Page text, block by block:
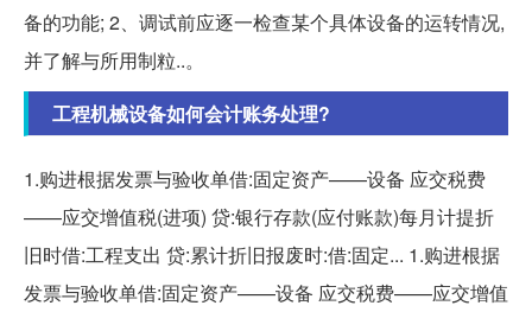
备的功能; 2、调试前应逐一检查某个具体设备的运转情况,
并了解与所用制粒..。
工程机械设备如何会计账务处理?
1.购进根据发票与验收单借:固定资产——设备 应交税费
——应交增值税(进项) 贷:银行存款(应付账款)每月计提折
旧时借:工程支出 贷:累计折旧报废时:借:固定... 1.购进根据
发票与验收单借:固定资产——设备 应交税费——应交增值